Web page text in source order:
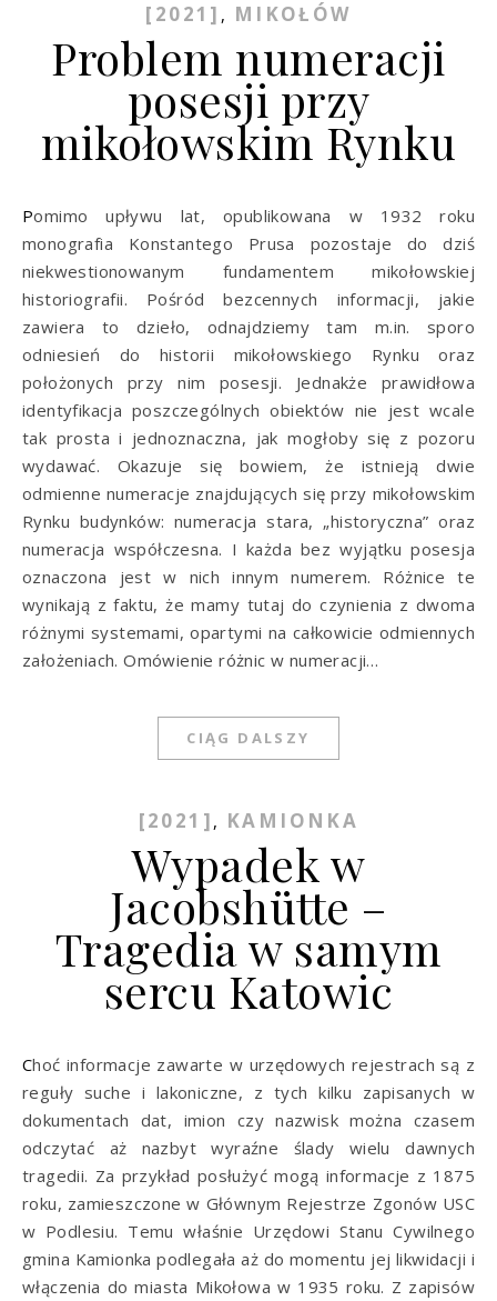
[2021] , MIKOŁÓW
Problem numeracji
posesji przy
mikołowskim Rynku
Pomimo upływu lat, opublikowana w 1932 roku
monografia Konstantego Prusa pozostaje do dziś
niekwestionowanym fundamentem mikołowskiej
historiografii. Pośród bezcennych informacji, jakie
zawiera to dzieło, odnajdziemy tam m.in. sporo
odniesień do historii mikołowskiego Rynku oraz
położonych przy nim posesji. Jednakże prawidłowa
identyfikacja poszczególnych obiektów nie jest wcale
tak prosta i jednoznaczna, jak mogłoby się z pozoru
wydawać. Okazuje się bowiem, że istnieją dwie
odmienne numeracje znajdujących się przy mikołowskim
Rynku budynków: numeracja stara, „historyczna” oraz
numeracja współczesna. I każda bez wyjątku posesja
oznaczona jest w nich innym numerem. Różnice te
wynikają z faktu, że mamy tutaj do czynienia z dwoma
różnymi systemami, opartymi na całkowicie odmiennych
założeniach. Omówienie różnic w numeracji…
CIĄG DALSZY
[2021] , KAMIONKA
Wypadek w
Jacobshütte –
Tragedia w samym
sercu Katowic
Choć informacje zawarte w urzędowych rejestrach są z
reguły suche i lakoniczne, z tych kilku zapisanych w
dokumentach dat, imion czy nazwisk można czasem
odczytać aż nazbyt wyraźne ślady wielu dawnych
tragedii. Za przykład posłużyć mogą informacje z 1875
roku, zamieszczone w Głównym Rejestrze Zgonów USC
w Podlesiu. Temu właśnie Urzędowi Stanu Cywilnego
gmina Kamionka podlegała aż do momentu jej likwidacji i
włączenia do miasta Mikołowa w 1935 roku. Z zapisów